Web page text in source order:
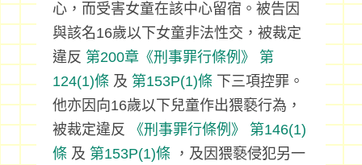
心，而受害女童在該中心留宿。被告因
與該名16歲以下女童非法性交，被裁定
違反 第200章《刑事罪行條例》
第
124(1)條 及 第153P(1)條 下三項控罪。
他亦因向16歲以下兒童作出猥褻行為，
被裁定違反
《刑事罪行條例》
第146(1)
條 及 第153P(1)條 ，及因猥褻侵犯另一